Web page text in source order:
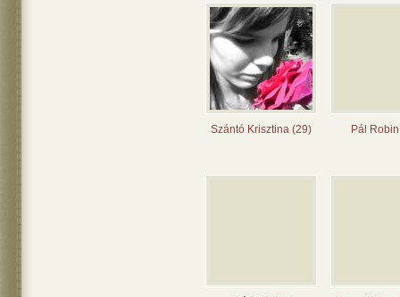
Szántó Krisztina (29) Pál